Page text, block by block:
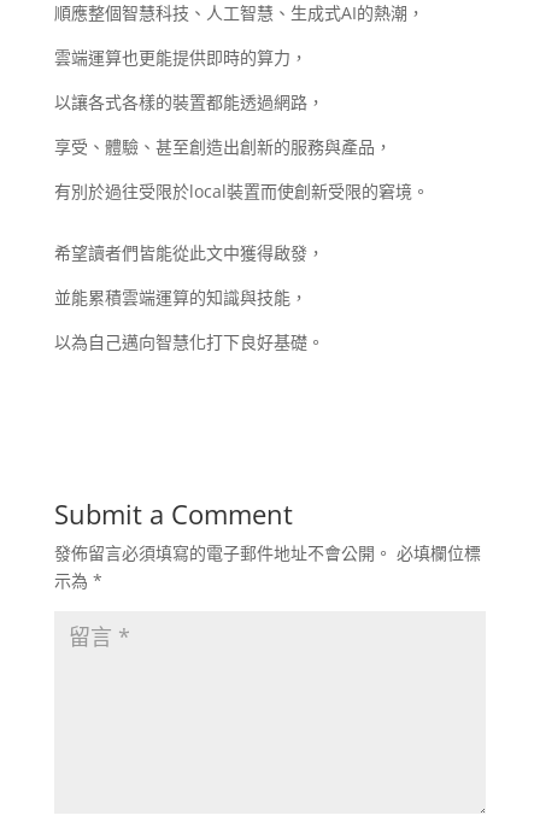
順應整個智慧科技、人工智慧、生成式AI的熱潮，
雲端運算也更能提供即時的算力，
以讓各式各樣的裝置都能透過網路，
享受、體驗、甚至創造出創新的服務與產品，
有別於過往受限於local裝置而使創新受限的窘境。
希望讀者們皆能從此文中獲得啟發，
並能累積雲端運算的知識與技能，
以為自己邁向智慧化打下良好基礎。
Submit a Comment
發佈留言必須填寫的電子郵件地址不會公開。 必填欄位標
示為 *